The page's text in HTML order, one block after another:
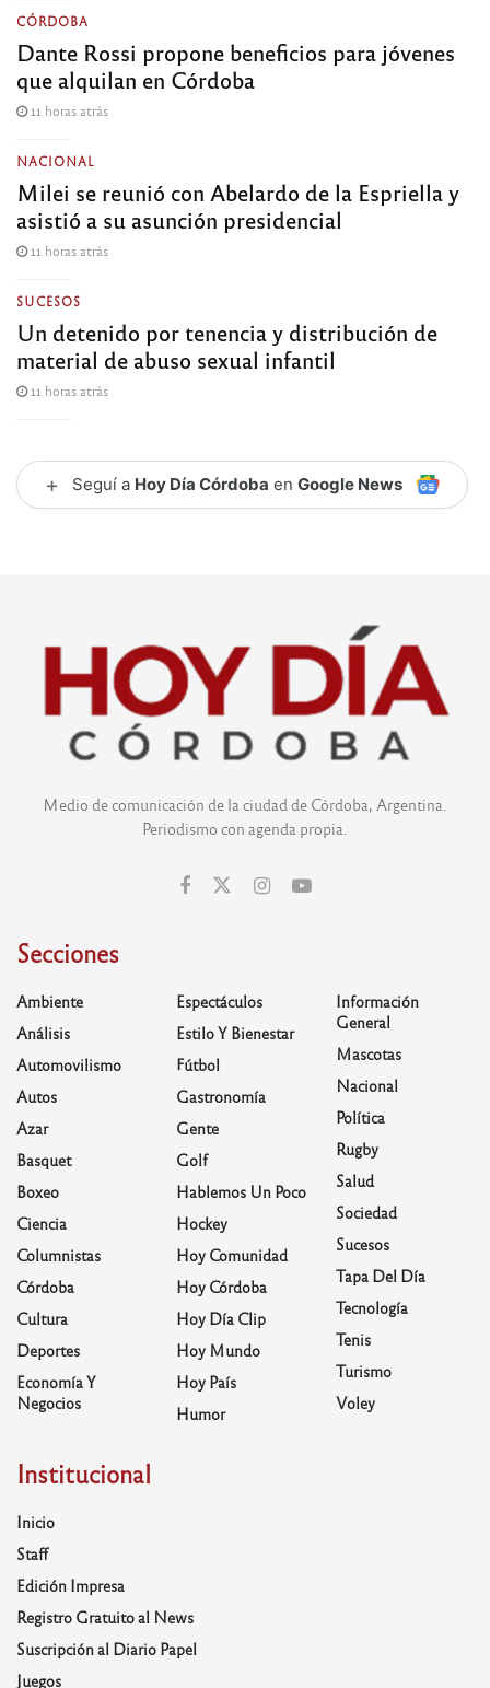
CÓRDOBA
Dante Rossi propone beneficios para jóvenes
que alquilan en Córdoba
11 horas atrás
NACIONAL
Milei se reunió con Abelardo de la Espriella y
asistió a su asunción presidencial
11 horas atrás
SUCESOS
Un detenido por tenencia y distribución de
material de abuso sexual infantil
11 horas atrás
+ Seguí a Hoy Día Córdoba en Google News
Medio de comunicación de la ciudad de Córdoba, Argentina.
Periodismo con agenda propia.
Secciones
Ambiente
Análisis
Automovilismo
Autos
Azar
Basquet
Boxeo
Ciencia
Columnistas
Córdoba
Cultura
Deportes
Economía Y
Negocios
Espectáculos
Estilo Y Bienestar
Fútbol
Gastronomía
Gente
Golf
Hablemos Un Poco
Hockey
Hoy Comunidad
Hoy Córdoba
Hoy Día Clip
Hoy Mundo
Hoy País
Humor
Información
General
Mascotas
Nacional
Política
Rugby
Salud
Sociedad
Sucesos
Tapa Del Día
Tecnología
Tenis
Turismo
Voley
Institucional
Inicio
Staff
Edición Impresa
Registro Gratuito al News
Suscripción al Diario Papel
Juegos